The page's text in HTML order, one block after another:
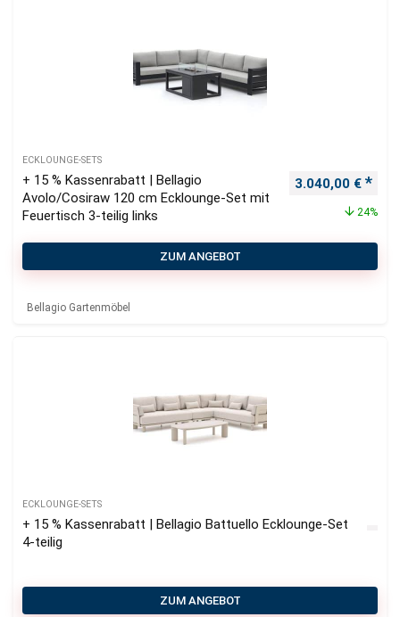
ECKLOUNGE-SETS
+ 15 % Kassenrabatt | Bellagio
Avolo/Cosiraw 120 cm Ecklounge-Set mit
Feuertisch 3-teilig links
Ursprünglicher
3.040,00 €
24%
ZUM ANGEBOT
Bellagio Gartenmöbel
ECKLOUNGE-SETS
+ 15 % Kassenrabatt | Bellagio Battuello Ecklounge-Set
4-teilig
ZUM ANGEBOT